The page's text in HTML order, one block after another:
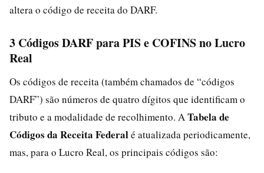
altera o código de receita do DARF.
3 Códigos DARF para PIS e COFINS no Lucro
Real
Os códigos de receita (também chamados de “códigos
DARF”) são números de quatro dígitos que identificam o
tributo e a modalidade de recolhimento. A Tabela de
Códigos da Receita Federalé atualizada periodicamente,
mas, para o Lucro Real, os principais códigos são: